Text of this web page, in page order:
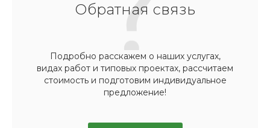
Обратная связь
Подробно расскажем о наших услугах,
видах работ и типовых проектах, рассчитаем
стоимость и подготовим индивидуальное
предложение!